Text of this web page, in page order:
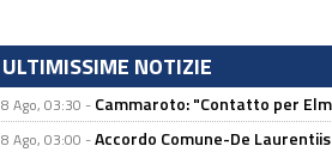
ULTIMISSIME NOTIZIE
8 Ago, 03:30 - Cammaroto: "Contatto per
8 Ago, 03:00 -Accordo Comune-De